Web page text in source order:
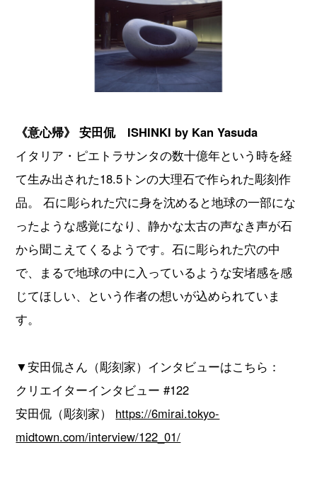
《意心帰》 安田侃 ISHINKI by Kan Yasuda
イタリア・ピエトラサンタの数十億年という時を経
て生み出された18.5トンの大理石で作られた彫刻作
品。 石に彫られた穴に身を沈めると地球の一部にな
ったような感覚になり、静かな太古の声なき声が石
から聞こえてくるようです。石に彫られた穴の中
で、まるで地球の中に入っているような安堵感を感
じてほしい、という作者の想いが込められていま
す。
▼安田侃さん（彫刻家）インタビューはこちら：
クリエイターインタビュー #122
安田侃（彫刻家） https://6mirai.tokyo-
midtown.com/interview/122_01/